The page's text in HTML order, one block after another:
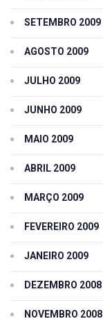
SETEMBRO 2009
AGOSTO 2009
JULHO 2009
JUNHO 2009
MAIO 2009
ABRIL 2009
MARÇO 2009
FEVEREIRO 2009
JANEIRO 2009
DEZEMBRO 2008
NOVEMBRO 2008